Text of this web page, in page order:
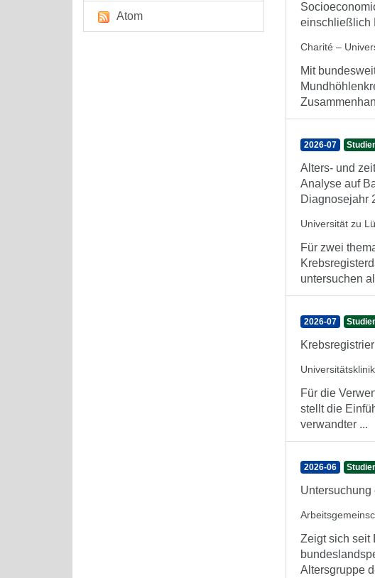
Atom
einschließlich
Charité –
Mit
2026-07
Alters- und
Analyse auf
Diagnosejahr
Universität zu
Für zwei
untersuchen
2026-07
Für die
stellt die
verwandter ...
2026-06
Untersuchung
Zeigt sich seit
Altersgruppe